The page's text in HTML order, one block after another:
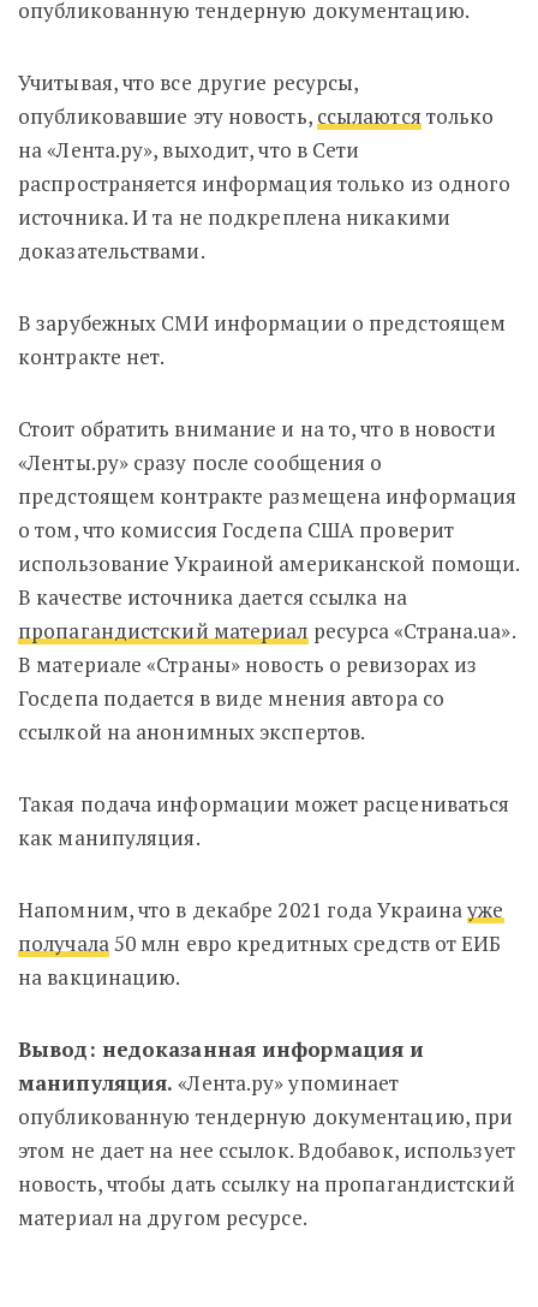
опубликованную тендерную документацию.
Учитывая, что все другие ресурсы,
опубликовавшие эту новость, ссылаются только
на «Лента.ру», выходит, что в Сети
распространяется информация только из одного
источника. И та не подкреплена никакими
доказательствами.
В зарубежных СМИ информации о предстоящем
контракте нет.
Стоит обратить внимание и на то, что в новости
«Ленты.ру» сразу после сообщения о
предстоящем контракте размещена информация
о том, что комиссия Госдепа США проверит
использование Украиной американской помощи.
В качестве источника дается ссылка на
пропагандистский материал ресурса «Страна.ua».
В материале «Страны» новость о ревизорах из
Госдепа подается в виде мнения автора со
ссылкой на анонимных экспертов.
Такая подача информации может расцениваться
как манипуляция.
Напомним, что в декабре 2021 года Украинауже
получала50 млн евро кредитных средств от ЕИБ
на вакцинацию.
Вывод: недоказанная информация и
манипуляция. «Лента.ру» упоминает
опубликованную тендерную документацию, при
этом не дает на нее ссылок. Вдобавок, использует
новость, чтобы дать ссылку на пропагандистский
материал на другом ресурсе.